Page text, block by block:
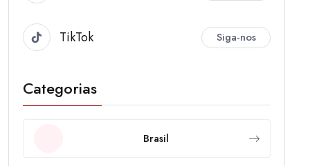
TikTok Siga-nos
Categorias
Brasil